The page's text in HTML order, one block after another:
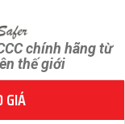
chính hãng từ
thế giới
GIÁ